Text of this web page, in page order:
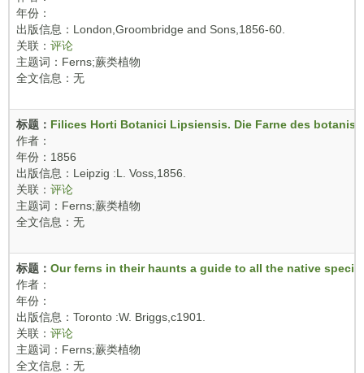
年份：
出版信息：London,Groombridge and Sons,1856-60.
关联： 评论
主题词：Ferns;蕨类植物
全文信息：无
标题： Filices Horti Botanici Lipsiensis. Die Farne des
作者：
年份：1856
出版信息：Leipzig :L. Voss,1856.
关联： 评论
主题词：Ferns;蕨类植物
全文信息：无
标题： Our ferns in their haunts a guide to all the native
作者：
年份：
出版信息：Toronto :W. Briggs,c1901.
关联： 评论
主题词：Ferns;蕨类植物
全文信息：无